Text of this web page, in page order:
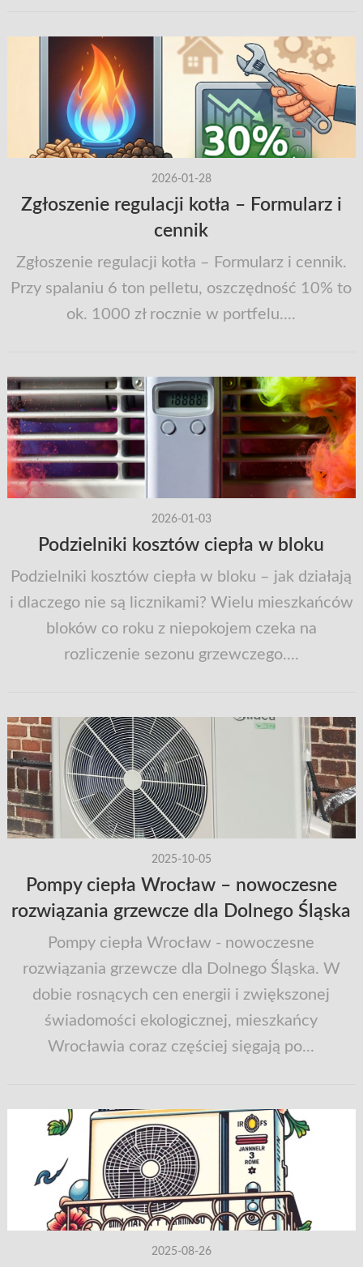
2026-01-28
Zgłoszenie regulacji kotła – Formularz i
cennik
Zgłoszenie regulacji kotła – Formularz i cennik.
Przy spalaniu 6 ton pelletu, oszczędność 10% to
ok. 1000 zł rocznie w portfelu....
2026-01-03
Podzielniki kosztów ciepła w bloku
Podzielniki kosztów ciepła w bloku – jak działają
i dlaczego nie są licznikami? Wielu mieszkańców
bloków co roku z niepokojem czeka na
rozliczenie sezonu grzewczego....
2025-10-05
Pompy ciepła Wrocław – nowoczesne
rozwiązania grzewcze dla Dolnego Śląska
Pompy ciepła Wrocław - nowoczesne
rozwiązania grzewcze dla Dolnego Śląska. W
dobie rosnących cen energii i zwiększonej
świadomości ekologicznej, mieszkańcy
Wrocławia coraz częściej sięgają po...
2025-08-26